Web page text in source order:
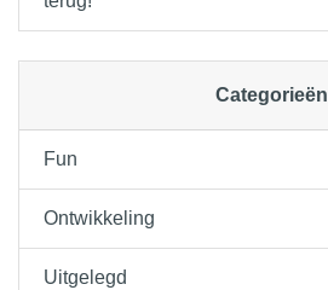
Categorieën
Fun
Ontwikkeling
Uitgelegd